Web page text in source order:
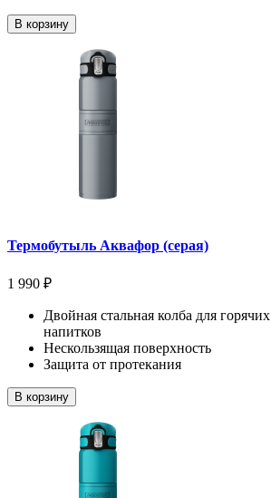
В корзину
Термобутыль Аквафор (серая)
1 990 ₽
Двойная стальная колба для
напитков
Нескользящая поверхность
Защита от протекания
В корзину